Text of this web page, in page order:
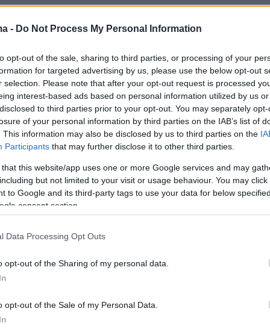
- Do Not Process My Personal Information
opt-out of the sale, sharing to third parties, or processing of your
for targeted advertising by us, please use the below opt-out
selection. Please note that after your opt-out request is processed
interest-based ads based on personal information utilized by us
to third parties prior to your opt-out. You may separately
of your personal information by third parties on the IAB’s list of
This information may also be disclosed by us to third parties on the
Participants that may further disclose it to other third parties.
that this website/app uses one or more Google services and may
but not limited to your visit or usage behaviour. You may
to Google and its third-party tags to use your data for below
consent section.
Data Processing Opt Outs
opt-out of the Sharing of my personal data.
opt-out of the Sale of my Personal Data.
μετά από την ψήφιση του νέου
του δόγματος λειτουργίας και
Τροχαίας. Πρόκειται για ένα δόγμα μηδενικής
όπως η οδήγηση έπειτα από
αλκοόλ, με επιχειρήσεις που θα μπορούσαν
«κόσκινο», αφού σταματούν κυριολεκτικά
πενθήμερο (12-16 Ιουνίου) και μόνο στο
Αττικής έγιναν περισσότεροι από 16.000
βεβαιώθηκαν περισσότερες από 1.600
Κατά μέσο όρο αυτό σημαίνει ότι κάθε λεπτό
ένας παραβάτης εντοπίζεται κάθε 4 λεπτά.
προσωρινή εξόρμηση που θα… περάσει
που μόλις άρχισε και θα ενταθεί